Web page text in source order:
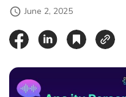
June 2, 2025